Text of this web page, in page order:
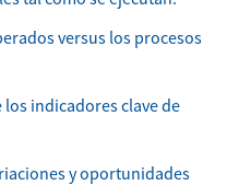
versus los procesos
indicadores clave de
y oportunidades